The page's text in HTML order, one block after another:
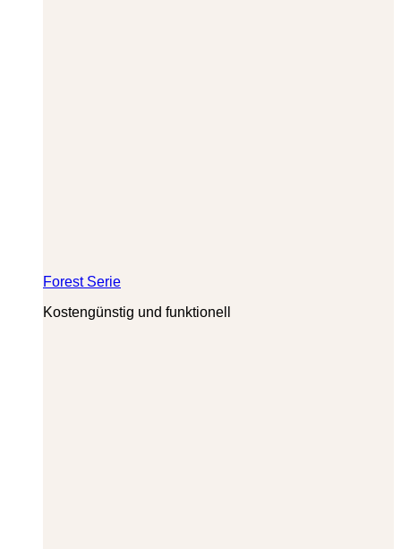
Forest Serie
Kostengünstig und funktionell